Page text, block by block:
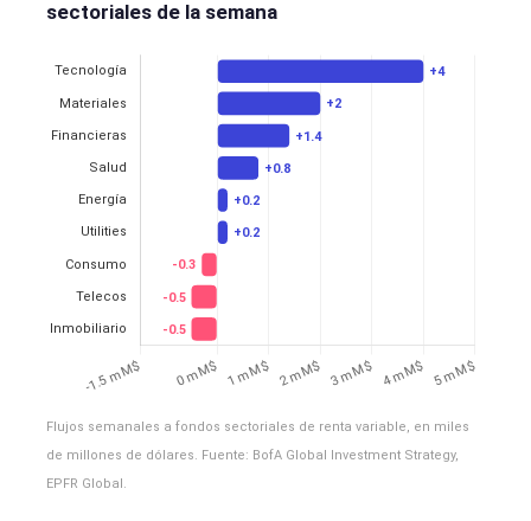
sectoriales de la semana
Flujos semanales a fondos sectoriales de renta variable, en miles
de millones de dólares. Fuente: BofA Global Investment Strategy,
EPFR Global.